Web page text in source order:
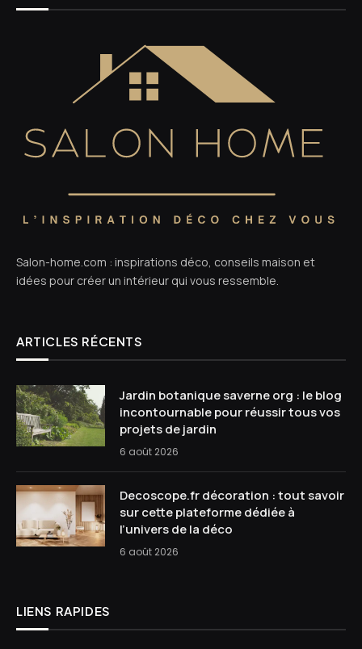
Salon-home.com : inspirations déco, conseils maison et
idées pour créer un intérieur qui vous ressemble.
ARTICLES RÉCENTS
Jardin botanique saverne org : le blog
incontournable pour réussir tous vos
projets de jardin
6 août 2026
Decoscope.fr décoration : tout savoir
sur cette plateforme dédiée à
l’univers de la déco
6 août 2026
LIENS RAPIDES